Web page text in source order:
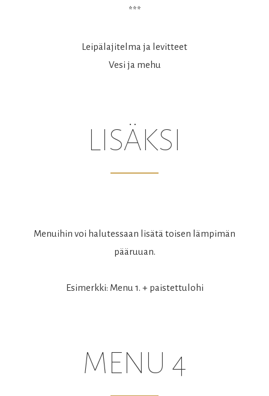
***
Leipälajitelma ja levitteet
Vesi ja mehu
LISÄKSI
Menuihin voi halutessaan lisätä toisen lämpimän
pääruuan.
Esimerkki: Menu 1. + paistettulohi
MENU 4